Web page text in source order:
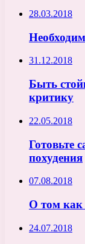
28.03.2018
31.12.2018
Быть
критику
22.05.2018
Готовьте
похудения
07.08.2018
О том как
24.07.2018